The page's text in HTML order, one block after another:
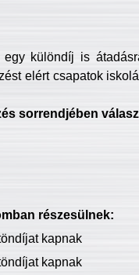
különdíj is
elért csapatok
sorrendjében
részesülnek:
kapnak
kapnak